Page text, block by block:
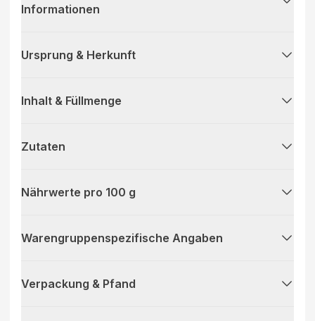
Informationen
Ursprung & Herkunft
Inhalt & Füllmenge
Zutaten
Nährwerte pro 100 g
Warengruppenspezifische Angaben
Verpackung & Pfand